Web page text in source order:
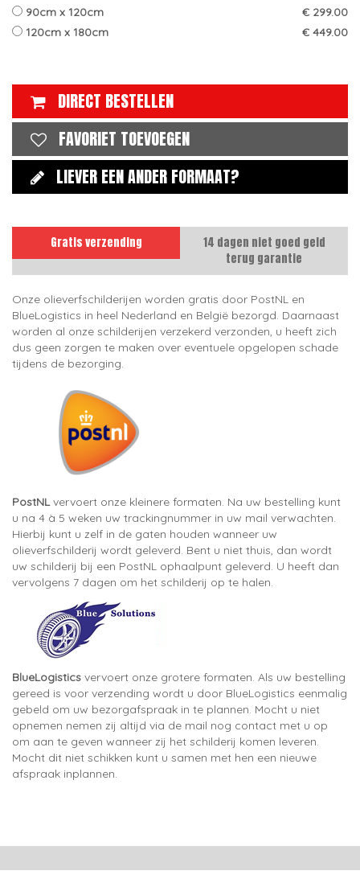
90cm x 120cm
€ 299.00
120cm x 180cm
€ 449.00
DIRECT BESTELLEN
FAVORIET TOEVOEGEN
LIEVER EEN ANDER FORMAAT?
Gratis verzending
14 dagen niet goed geld
terug garantie
Onze olieverfschilderijen worden gratis door PostNL en
BlueLogistics in heel Nederland en België bezorgd. Daarnaast
worden al onze schilderijen verzekerd verzonden, u heeft zich
dus geen zorgen te maken over eventuele opgelopen schade
tijdens de bezorging.
PostNLvervoert onze kleinere formaten. Na uw bestelling kunt
u na 4 à 5 weken uw trackingnummer in uw mail verwachten.
Hierbij kunt u zelf in de gaten houden wanneer uw
olieverfschilderij wordt geleverd. Bent u niet thuis, dan wordt
uw schilderij bij een PostNL ophaalpunt geleverd. U heeft dan
vervolgens 7 dagen om het schilderij op te halen.
BlueLogistics vervoert onze grotere formaten. Als uw bestelling
gereed is voor verzending wordt u door BlueLogistics eenmalig
gebeld om uw bezorgafspraak in te plannen. Mocht u niet
opnemen nemen zij altijd via de mail nog contact met u op
om aan te geven wanneer zij het schilderij komen leveren.
Mocht dit niet schikken kunt u samen met hen een nieuwe
afspraak inplannen.